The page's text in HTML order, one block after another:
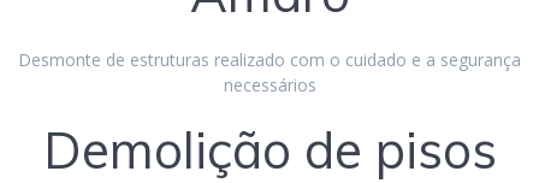
Desmonte de estruturas realizado com o cuidado e a segurança
necessários
Demolição de pisos